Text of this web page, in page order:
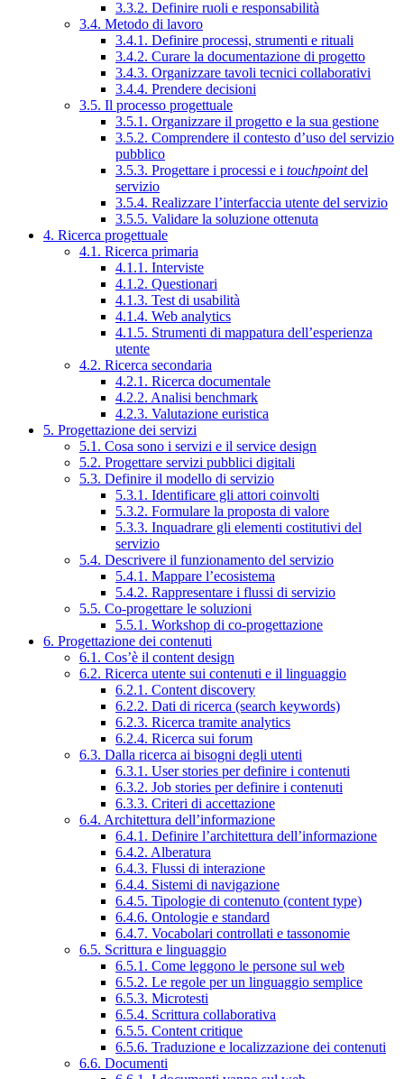
3.3.2. Definire ruoli e responsabilità
3.4. Metodo di lavoro
3.4.1. Definire processi, strumenti e rituali
3.4.2. Curare la documentazione di progetto
3.4.3. Organizzare tavoli tecnici collaborativi
3.4.4. Prendere decisioni
3.5. Il processo progettuale
3.5.1. Organizzare il progetto e la sua gestione
3.5.2. Comprendere il contesto d’uso del servizio
pubblico
3.5.3. Progettare i processi e i touchpointdel
servizio
3.5.4. Realizzare l’interfaccia utente del servizio
3.5.5. Validare la soluzione ottenuta
4. Ricerca progettuale
4.1. Ricerca primaria
4.1.1. Interviste
4.1.2. Questionari
4.1.3. Test di usabilità
4.1.4. Web analytics
4.1.5. Strumenti di mappatura dell’esperienza
utente
4.2. Ricerca secondaria
4.2.1. Ricerca documentale
4.2.2. Analisi benchmark
4.2.3. Valutazione euristica
5. Progettazione dei servizi
5.1. Cosa sono i servizi e il service design
5.2. Progettare servizi pubblici digitali
5.3. Definire il modello di servizio
5.3.1. Identificare gli attori coinvolti
5.3.2. Formulare la proposta di valore
5.3.3. Inquadrare gli elementi costitutivi del
servizio
5.4. Descrivere il funzionamento del servizio
5.4.1. Mappare l’ecosistema
5.4.2. Rappresentare i flussi di servizio
5.5. Co-progettare le soluzioni
5.5.1. Workshop di co-progettazione
6. Progettazione dei contenuti
6.1. Cos’è il content design
6.2. Ricerca utente sui contenuti e il linguaggio
6.2.1. Content discovery
6.2.2. Dati di ricerca (search keywords)
6.2.3. Ricerca tramite analytics
6.2.4. Ricerca sui forum
6.3. Dalla ricerca ai bisogni degli utenti
6.3.1. User stories per definire i contenuti
6.3.2. Job stories per definire i contenuti
6.3.3. Criteri di accettazione
6.4. Architettura dell’informazione
6.4.1. Definire l’architettura dell’informazione
6.4.2. Alberatura
6.4.3. Flussi di interazione
6.4.4. Sistemi di navigazione
6.4.5. Tipologie di contenuto (content type)
6.4.6. Ontologie e standard
6.4.7. Vocabolari controllati e tassonomie
6.5. Scrittura e linguaggio
6.5.1. Come leggono le persone sul web
6.5.2. Le regole per un linguaggio semplice
6.5.3. Microtesti
6.5.4. Scrittura collaborativa
6.5.5. Content critique
6.5.6. Traduzione e localizzazione dei contenuti
6.6. Documenti